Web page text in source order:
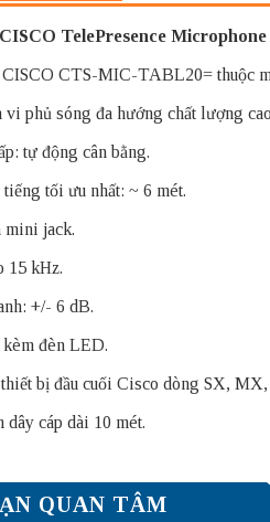
TelePresence Microphone
CTS-MIC-TABL20= thuộc
vi phủ sóng đa hướng chất lượng
tự động cân bằng.
tối ưu nhất: ~ 6 mét.
mini jack.
15 kHz.
+/- 6 dB.
kèm đèn LED.
bị đầu cuối Cisco dòng SX,
cáp dài 10 mét.
QUAN TÂM